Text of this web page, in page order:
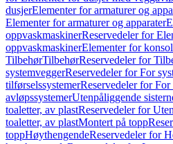
dusjerElementer for armaturer og
Elementer for armaturer og apparater
oppvaskmaskinerReservedeler for
oppvaskmaskinerElementer for
TilbehørTilbehørReservedeler for
systemveggerReservedeler for For
tilførselssystemerReservedeler for
avløpssystemerUtenpåliggende
toaletter, av plastReservedeler for
toaletter, av plastMontert på topp
toppHøythengendeReservedeler for